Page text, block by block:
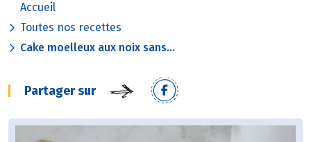
Accueil
Toutes nos recettes
Cake moelleux aux noix sans...
Partager sur